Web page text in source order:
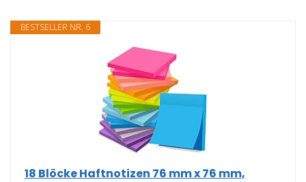
BESTSELLER NR. 6
18 Blöcke Haftnotizen 76 mm x 76 mm,